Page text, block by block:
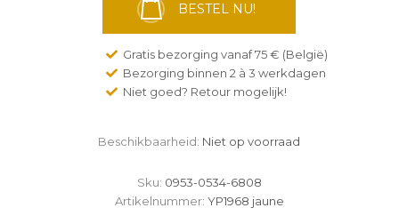
BESTEL NU!
Gratis bezorging vanaf 75 € (België)
Bezorging binnen 2 à 3 werkdagen
Niet goed? Retour mogelijk!
Beschikbaarheid: Niet op voorraad
Sku: 0953-0534-6808
Artikelnummer: YP1968 jaune